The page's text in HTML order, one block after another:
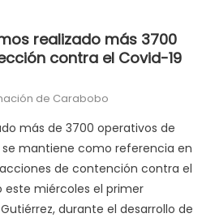
realizado más 3700
contra el Covid-19
de Carabobo
más de 3700 operativos de
mantiene como referencia en
de contención contra el
este miércoles el primer
durante el desarrollo de